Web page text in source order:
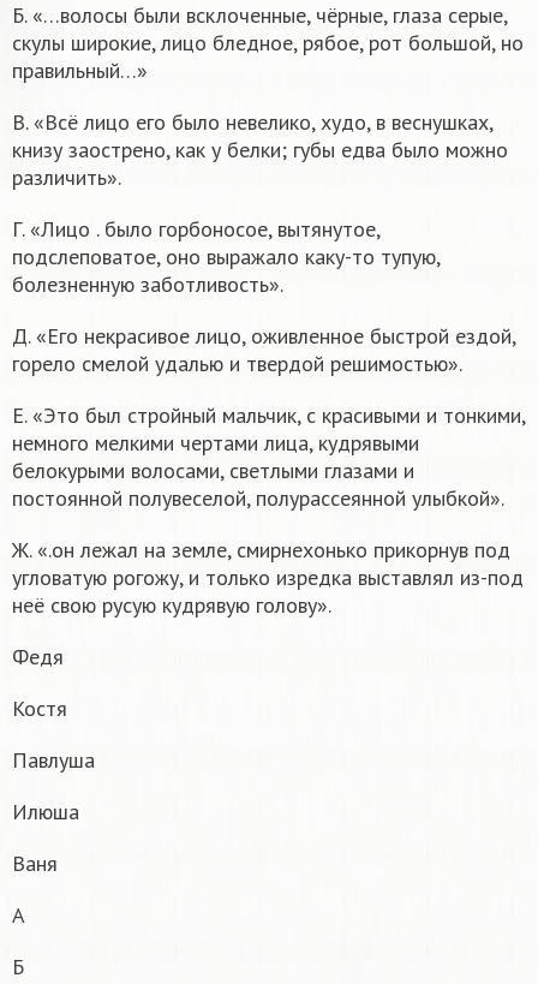
Б. «…волосы были всклоченные, чёрные, глаза серые,
скулы широкие, лицо бледное, рябое, рот большой, но
правильный…»
В. «Всё лицо его было невелико, худо, в веснушках,
книзу заострено, как у белки; губы едва было можно
различить».
Г. «Лицо . было горбоносое, вытянутое,
подслеповатое, оно выражало каку-то тупую,
болезненную заботливость».
Д. «Его некрасивое лицо, оживленное быстрой ездой,
горело смелой удалью и твердой решимостью».
Е. «Это был стройный мальчик, с красивыми и тонкими,
немного мелкими чертами лица, кудрявыми
белокурыми волосами, светлыми глазами и
постоянной полувеселой, полурассеянной улыбкой».
Ж. «.он лежал на земле, смирнехонько прикорнув под
угловатую рогожу, и только изредка выставлял из-под
неё свою русую кудрявую голову».
Федя
Костя
Павлуша
Илюша
Ваня
А
Б